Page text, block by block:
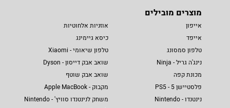
מוצרים מובילים
אייפון
אייפד
טלפון סמסונג
נינג'ה גריל - Ninja
מכונת קפה
פלסטיישן 5 - PS5
נינטנדו - Nintendo
אוזניות אלחוטיות
כיסא גיימינג
טלפון שיאומי - Xiaomi
שואב אבק דייסון - Dyson
שואב אבק שוטף
מקבוק - Apple MacBook
משחק לנינטנדו סוויץ' - Nintendo